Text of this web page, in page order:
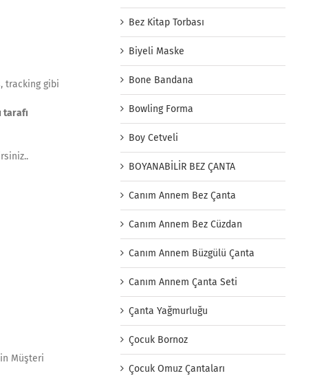
tracking gibi
tarafı
Müşteri
Bez Kitap Torbası
Biyeli Maske
Bone Bandana
Bowling Forma
Boy Cetveli
BOYANABİLİR BEZ ÇANTA
Canım Annem Bez Çanta
Canım Annem Bez Cüzdan
Canım Annem Büzgülü Çanta
Canım Annem Çanta Seti
Çanta Yağmurluğu
Çocuk Bornoz
Çocuk Omuz Çantaları